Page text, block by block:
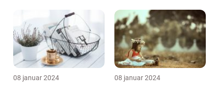
08 januar 2024 08 januar 2024